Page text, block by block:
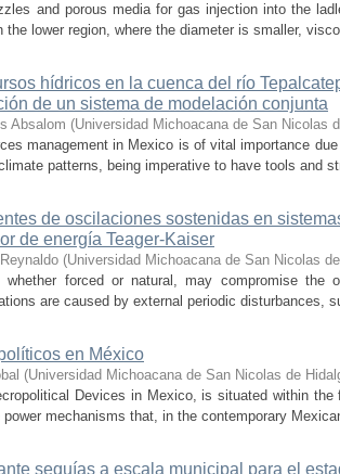
and porous media for gas injection into the
the lower region, where the diameter is smaller,
hídricos en la cuenca del río
de un sistema de modelación conjunta
Absalom (Universidad Michoacana de San Nicolas
management in Mexico is of vital importance
patterns, being imperative to have tools and
de oscilaciones sostenidas en
de energía Teager-Kaiser
(Universidad Michoacana de San Nicolas
whether forced or natural, may compromise the
are caused by external periodic disturbances,
en México
(Universidad Michoacana de San Nicolas de
Devices in Mexico, is situated within
mechanisms that, in the contemporary
sequías a escala municipal para el